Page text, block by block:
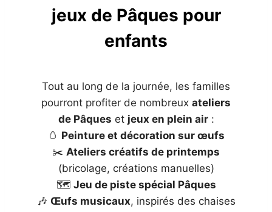
jeux de Pâques pour
enfants
Tout au long de la journée, les familles
pourront profiter de nombreux ateliers
de Pâques et jeux en plein air:
🥚 Peinture et décoration sur œufs
✂️ Ateliers créatifs de printemps
(bricolage, créations manuelles)
🗺️ Jeu de piste spécial Pâques
🎶 Œufs musicaux, inspirés des chaises